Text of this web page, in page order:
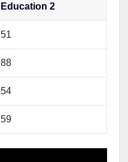
Education 2
51
88
54
59